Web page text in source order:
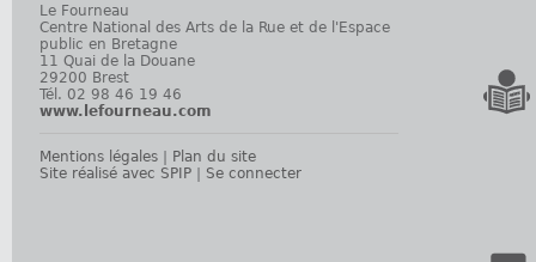
Le Fourneau
Centre National des Arts de la Rue et de l'Espace
public en Bretagne
11 Quai de la Douane
29200 Brest
Tél. 02 98 46 19 46
www.lefourneau.com
Mentions légales
Plan du site
Site réalisé avec SPIP
Se connecter